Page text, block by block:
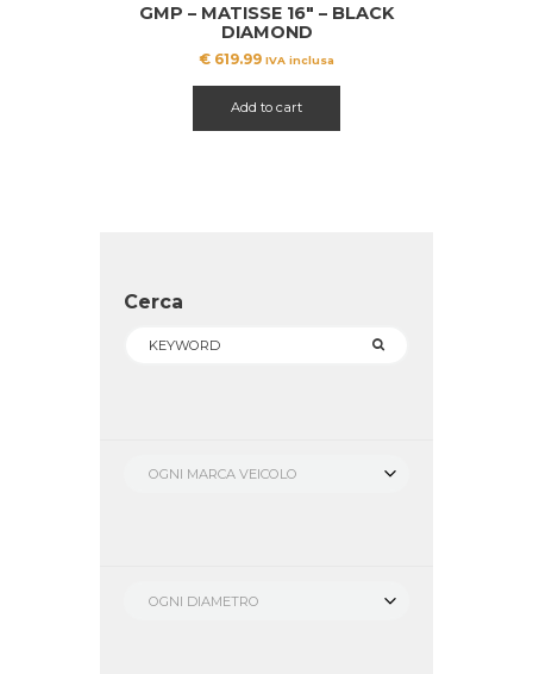
GMP – MATISSE 16″ – BLACK
DIAMOND
€ 619.99 IVA inclusa
Add to cart
Cerca
OGNI MARCA VEICOLO
OGNI DIAMETRO